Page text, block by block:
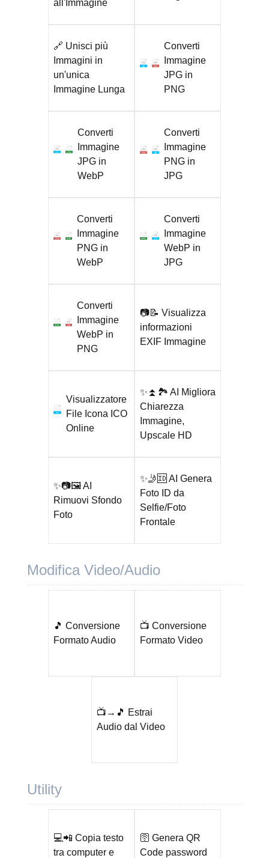
all'Immagine
🔗 Unisci più
Immagini in
un'unica
Immagine Lunga
jpg png
Converti
Immagine
JPG in
PNG
jpg webp
Converti
Immagine
JPG in
WebP
png jpg
Converti
Immagine
PNG in
JPG
png webp
Converti
Immagine
PNG in
WebP
webp jpg
Converti
Immagine
WebP in
JPG
webp png
Converti
Immagine
WebP in
PNG
📷📝 Visualizza
informazioni
EXIF Immagine
ico
Visualizzatore
File Icona ICO
Online
✨⏫🏞️ AI Migliora
Chiarezza
Immagine,
Upscale HD
✨📷🖼️ AI
Rimuovi Sfondo
Foto
✨🤳🆔 AI Genera
Foto ID da
Selfie/Foto
Frontale
Modifica Video/Audio
🎵 Conversione
Formato Audio
📺 Conversione
Formato Video
📺→🎵 Estrai
Audio dal Video
Utility
💻📲 Copia testo
tra computer e
🛜 Genera QR
Code password